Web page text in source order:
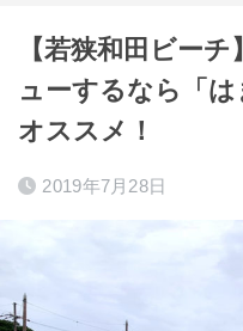
【若狭和田ビー
ューするなら「
オススメ！
2019年7月28日